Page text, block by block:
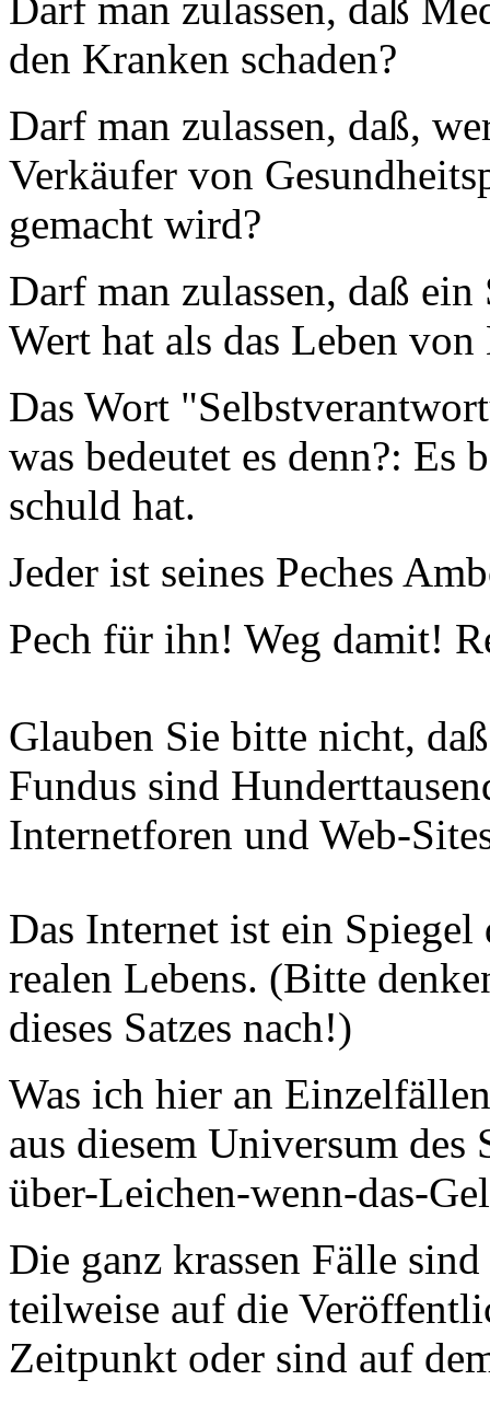
den Kranken schaden?
Darf man zulassen, daß,
Verkäufer von
gemacht wird?
Darf man zulassen, daß
Wert hat als das Leben von
Das Wort
was bedeutet es denn?: Es
schuld hat.
Jeder ist seines Peches
Pech für ihn! Weg damit!
Glauben Sie bitte nicht,
Fundus sind
Internetforen und Web-
Das Internet ist ein
realen Lebens. (Bitte
dieses Satzes nach!)
Was ich hier an
aus diesem Universum des
über-Leichen-wenn-das-
Die ganz krassen Fälle
teilweise auf die
Zeitpunkt oder sind auf